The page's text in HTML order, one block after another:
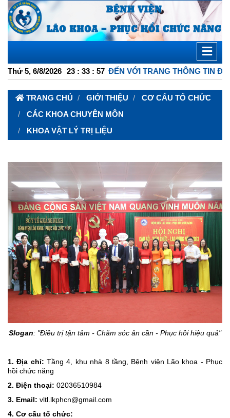
Thứ 5, 6/8/2026 23 : 33 : 57
CHÀO MỪNG BẠN ĐẾN VỚI TRANG THÔNG TIN ĐIỆN TỬ
TRANG CHỦ GIỚI THIỆU
CƠ CẤU TỔ CHỨC
CÁC KHOA CHUYÊN MÔN
KHOA VẬT LÝ TRỊ LIỆU
Slogan: "Điều trị tận tâm - Chăm sóc ân cần - Phục hồi hiệu quả"
1. Địa chỉ:Tầng 4, khu nhà 8 tầng, Bệnh viện Lão khoa - Phục
hồi chức năng
2. Điện thoại: 02036510984
3. Email: vltl.lkphcn@gmail.com
4. Cơ cấu tổ chức: